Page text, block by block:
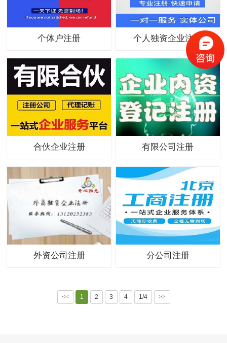
个体户注册 个人独资企业注册
合伙企业注册 有限公司注册
外资公司注册 分公司注册
<< 1 2 3 4 1/4 >>